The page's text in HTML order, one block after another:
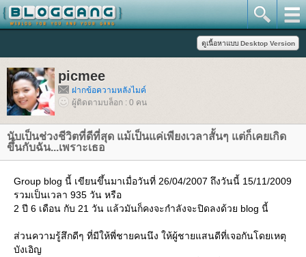
picmee
ฝากข้อความหลังไมค์
ผู้ติดตามบล็อก : 0 คน
นับเป็นช่วงชีวิตที่ดีที่สุด แม้เป็นแค่เพียงเวลาสั้นๆ แต่ก็เคยเกิด
ขึ้นกับฉัน...เพราะเธอ
Group blog นี้ เขียนขึ้นมาเมื่อวันที่ 26/04/2007 ถึงวันนี้ 15/11/2009
รวมเป็นเวลา 935 วัน หรือ
2 ปี 6 เดือน กับ 21 วัน แล้วมันก็คงจะกำลังจะปิดลงด้วย blog นี้
ส่วนความรู้สึกดีๆ ที่มีให้พี่ชายคนนึง ให้ผู้ชายแสนดีที่เจอกันโดยเหตุ
บังเอิญ